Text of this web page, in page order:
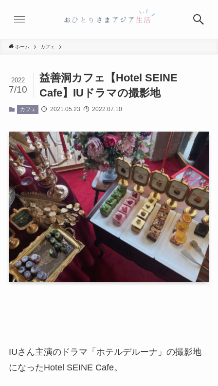
ホーム カフェ
益善洞カフェ【Hotel SEINE
Cafe】IUドラマの撮影地
2022
7/10
カフェ 2021.05.23 2022.07.10
IUさん主演のドラマ「ホテルデルーナ」の撮影地
になったHotel SEINE Cafe。